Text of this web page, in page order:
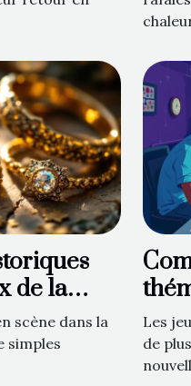
de la
scène dans la
simples
Les
de